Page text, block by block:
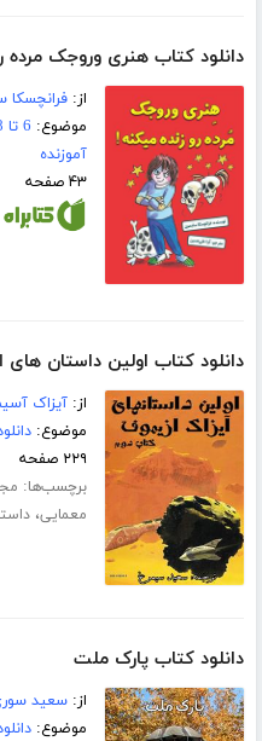
دانلود کتاب هنری وروجک مرده
از:فرانچسکا
موضوع: 6 تا 8 سال
آموزنده
۴۳ صفحه
دانلود کتاب اولین داستان
از:آیزاک
موضوع:
۲۲۹ صفحه
برچسب‌ها:
معمایی،
دانلود کتاب پارک ملت
از:سعید
موضوع: